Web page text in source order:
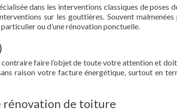
dans les interventions classiques de poses
sur les gouttières. Souvent malmenées
ou d’une rénovation ponctuelle.
faire l’objet de toute votre attention et
raison votre facture énergétique, surtout en
rénovation de toiture